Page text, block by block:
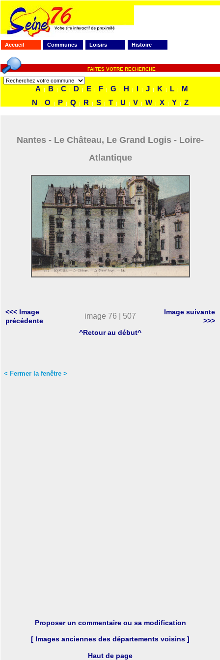
Accueil Communes Loisirs Histoire
FAITES VOTRE RECHERCHE
A | B | C | D | E | F | G | H | I | J | K | L |
M
N
| O | P | Q | R | S | T | U | V | W | X | Y | Z
Nantes - Le Château, Le Grand Logis - Loire-
Atlantique
<<< Image
précédente
image 76 | 507
Image suivante
>>>
^Retour au début^
< Fermer la fenêtre >
Proposer un commentaire ou sa modification
[ Images anciennes des départements voisins ]
Haut de page